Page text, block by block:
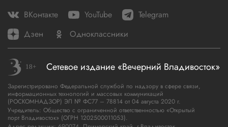
ВКонтакте YouTube
Telegram
Дзен
Одноклассники
Сетевое издание «Вечерний Владивосток»
Зарегистрировано Федеральной службой по надзору в сфере связи,
информационных технологий и массовых коммуникаций
(РОСКОМНАДЗОР) ЭЛ № ФС77 – 78814 от 04 августа 2020 г.
Учредитель: Общество с ограниченной ответственностью «Открытый
порт Владивосток» (ОГРН 1202500011053).